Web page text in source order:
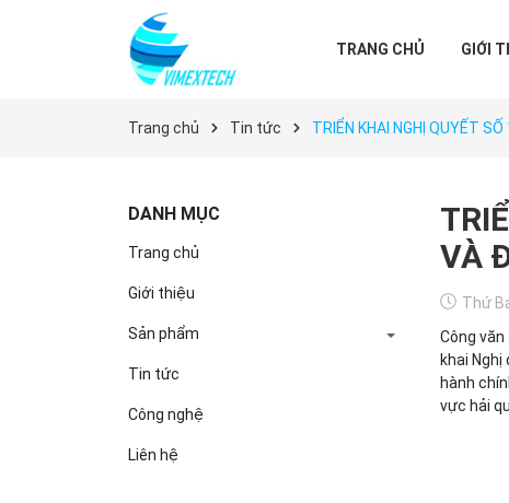
TRANG CHỦ GIỚI
Trang chủ Tin tức TRIỂN KHAI NGHỊ QUYẾT
VÀ
Thứ
Công
khai
hành
vực hải
DANH MỤC
Trang chủ
Giới thiệu
Sản phẩm
Tin tức
Công nghệ
Liên hệ